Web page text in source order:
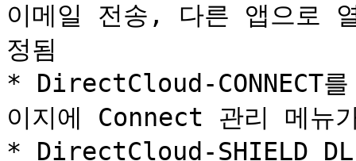
이메일 전송, 다른 앱으로
정됨
* DirectCloud-CONNECT
이지에 Connect 관리 메뉴
* DirectCloud-SHIELD